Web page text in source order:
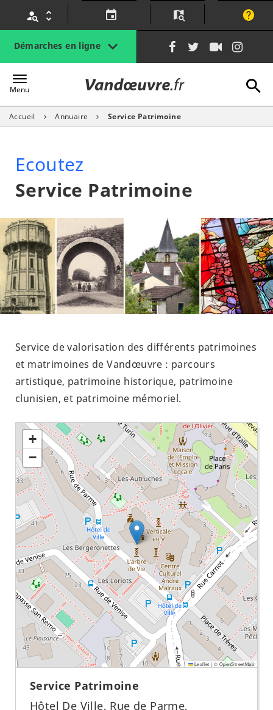
Gestion des traceurs
Démarches en ligne
Lien
vers
le
compte
Facebook
Lien
vers
Twitter
Lien
vers
chaîne
Youtube
vers
le
Menu Vandœuvre.fr
Accueil Annuaire Service Patrimoine
Ecoutez
Service Patrimoine
Service de valorisation des différents patrimoines
et matrimoines de Vandœuvre : parcours
artistique, patrimoine historique, patrimoine
clunisien, et patrimoine mémoriel.
+
−
Leaflet | © OpenStreetMap
Service Patrimoine
Hôtel De Ville, Rue de Parme,